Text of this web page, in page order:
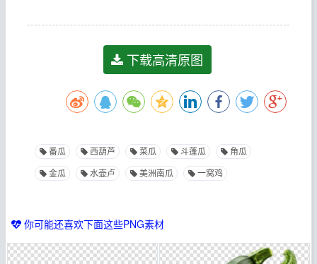
下载高清原图
番瓜 西葫芦 菜瓜 斗蓬瓜
角瓜
金瓜
水壶卢 美洲南瓜 一窝鸡
你可能还喜欢下面这些PNG素材